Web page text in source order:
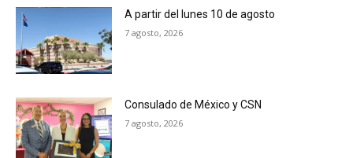
A partir del lunes 10 de agosto
7 agosto, 2026
Consulado de México y CSN
7 agosto, 2026